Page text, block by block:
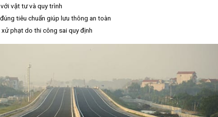
vật tư và quy trình
tiêu chuẩn giúp lưu thông an toàn
phạt do thi công sai quy định